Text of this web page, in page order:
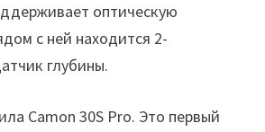
оптическую
с ней находится 2-
глубины.